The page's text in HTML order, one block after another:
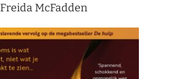
Freida McFadden